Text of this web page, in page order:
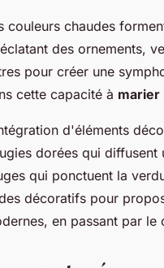
couleurs chaudes
des ornements,
pour créer une
cette capacité à marier
d'éléments
dorées qui
qui ponctuent la
décoratifs pour
en passant par